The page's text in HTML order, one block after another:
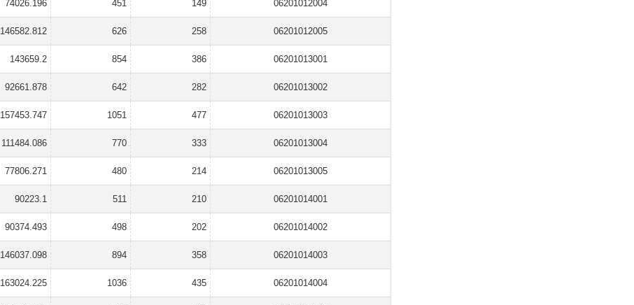
74026.196 451 149 06201012004
146582.812 626 258 06201012005
143659.2 854 386 06201013001
92661.878 642 282 06201013002
157453.747 1051 477 06201013003
111484.086 770 333 06201013004
77806.271 480 214 06201013005
90223.1 511 210 06201014001
90374.493 498 202 06201014002
146037.098 894 358 06201014003
163024.225 1036 435 06201014004